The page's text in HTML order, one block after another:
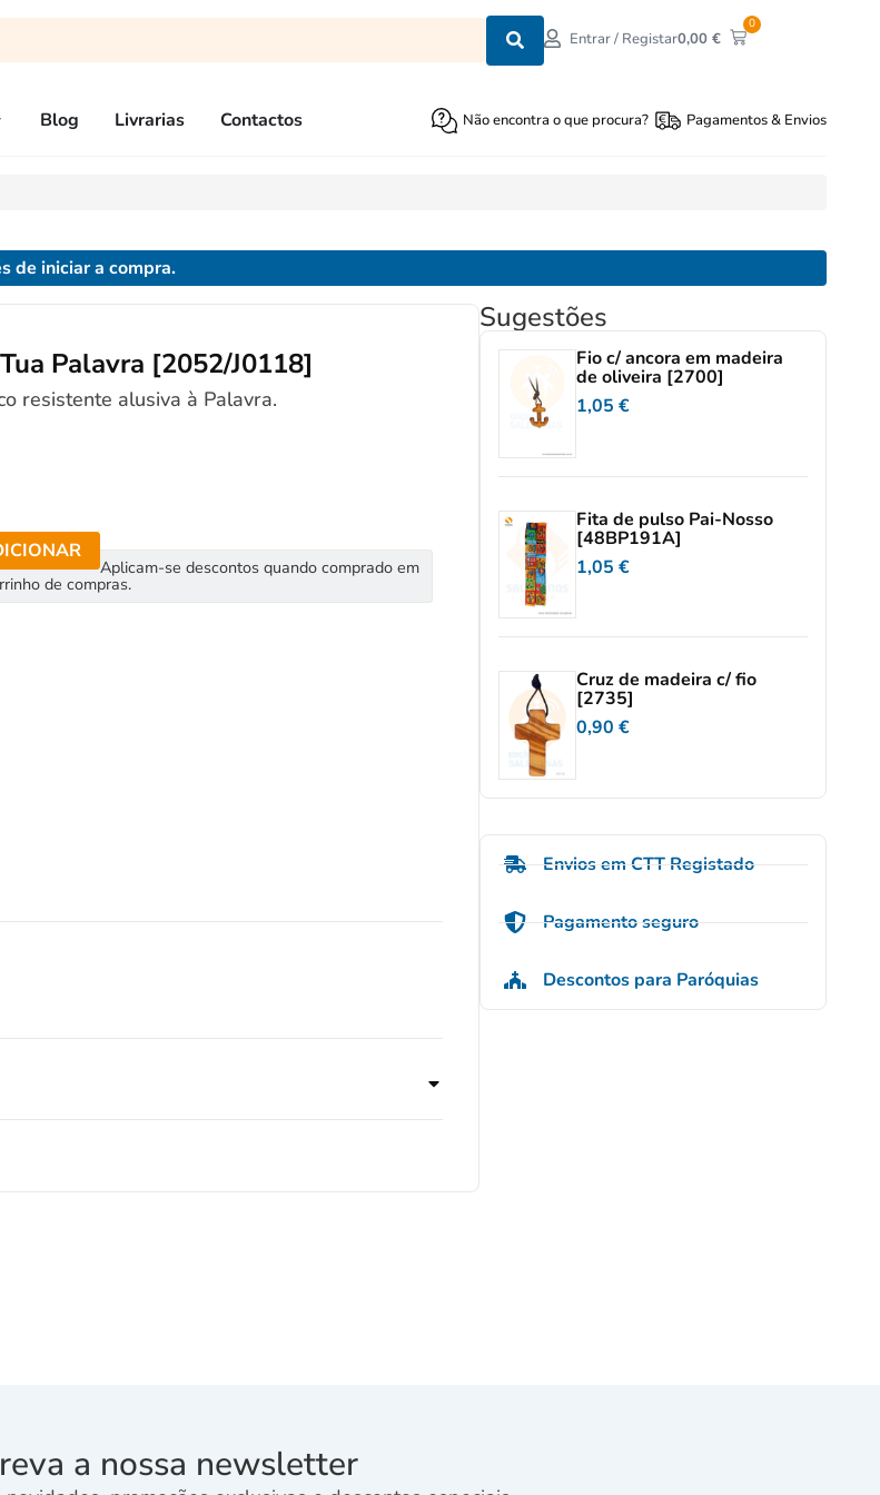
Entrar / Registar0,00€
0
Blog Livrarias Contactos Não encontra o que procura? Pagamentos & Envios
de iniciar a compra.
Palavra [2052/J0118]
resistente alusiva à Palavra.
Aplicam-se descontos quando comprado em
de compras.
Sugestões
Fio c/ ancora em madeira
de oliveira [2700]
1,05 €
Fita de pulso Pai-Nosso
[48BP191A]
1,05 €
Cruz de madeira c/ fio
[2735]
0,90 €
Envios em CTT Registado
Pagamento seguro
Descontos para Paróquias
a nossa newsletter